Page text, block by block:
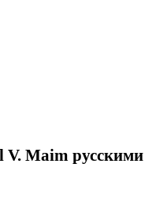
Maim русскими